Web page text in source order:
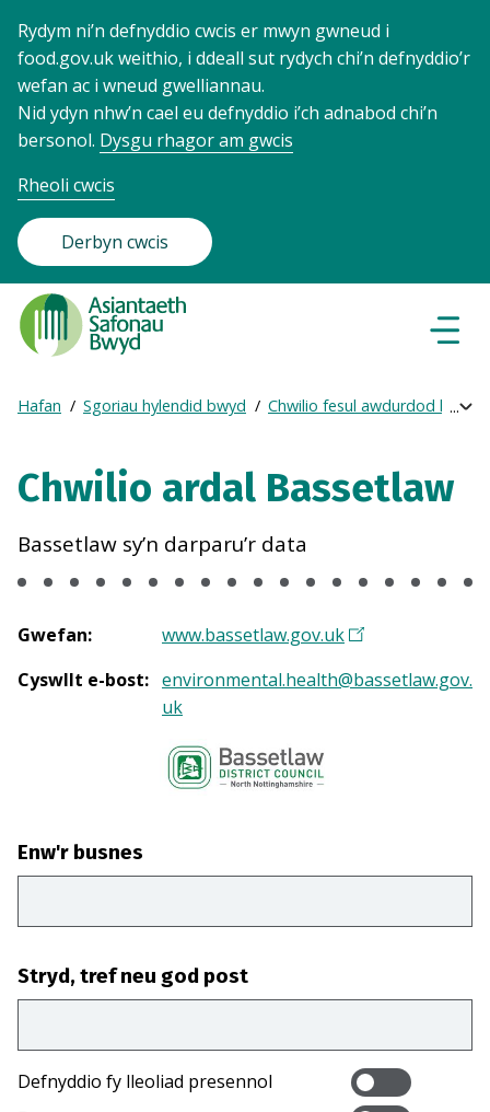
Rydym ni’n defnyddio cwcis er mwyn gwneud i
food.gov.uk weithio, i ddeall sut rydych chi’n defnyddio’r
wefan ac i wneud gwelliannau.
Nid ydyn nhw’n cael eu defnyddio i’ch adnabod chi’n
bersonol. Dysgu rhagor am gwcis
Rheoli cwcis
Derbyn cwcis
Food
Standards
Agency
Frontpage
Breadcrumb
Hafan Sgoriau hylendid bwyd Chwilio fesul awdurdod lleol
Chwilio ardal Bassetlaw
Bassetlaw sy’n darparu’r data
Gwefan:
www.bassetlaw.gov.uk
Cyswllt e-bost: environmental.health@bassetlaw.gov.
uk
Enw'r busnes
Stryd, tref neu god post
Defnyddio fy lleoliad presennol